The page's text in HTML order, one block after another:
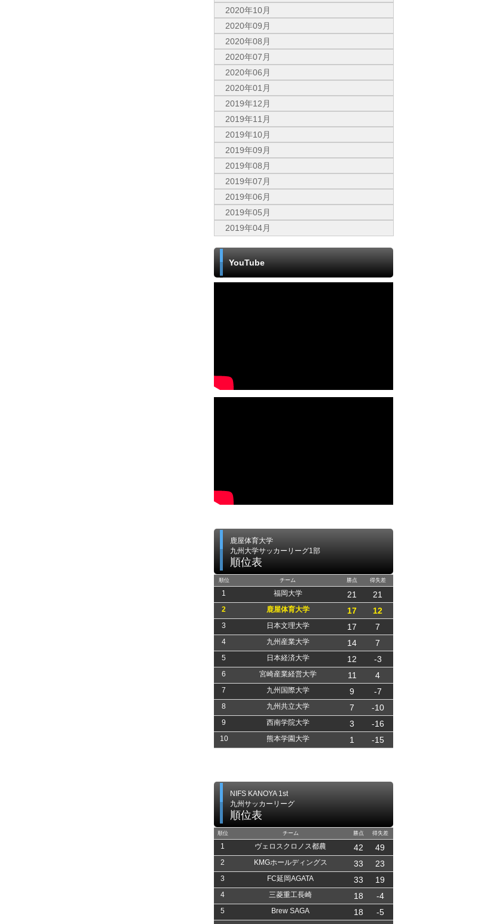
2020年10月
2020年09月
2020年08月
2020年07月
2020年06月
2020年01月
2019年12月
2019年11月
2019年10月
2019年09月
2019年08月
2019年07月
2019年06月
2019年05月
2019年04月
YouTube
鹿屋体育大学
九州大学サッカーリーグ1部
順位表
順位 チーム 勝点 得失差
1 福岡大学 21 21
2 鹿屋体育大学 17 12
3 日本文理大学 17 7
4 九州産業大学 14 7
5 日本経済大学 12 -3
6 宮崎産業経営大学 11 4
7 九州国際大学 9 -7
8 九州共立大学 7 -10
9 西南学院大学 3 -16
10 熊本学園大学 1 -15
NIFS KANOYA 1st
九州サッカーリーグ
順位表
順位 チーム 勝点 得失差
1 ヴェロスクロノス都農 42 49
2 KMGホールディングス 33 23
3 FC延岡AGATA 33 19
4 三菱重工長崎 18 -4
5 Brew SAGA 18 -5